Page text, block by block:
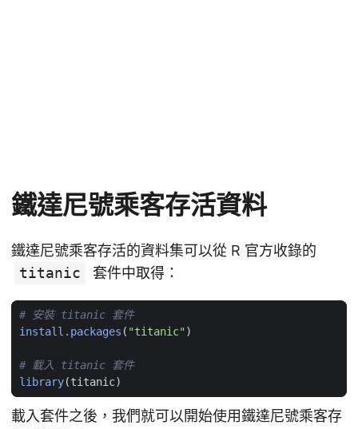
鐵達尼號乘客存活資料
鐵達尼號乘客存活的資料集可以從 R 官方收錄的
titanic
套件中取得：
# 安裝 titanic 套件
install.packages ( "titanic")
# 載入 titanic 套件
library(titanic)
載入套件之後，我們就可以開始使用鐵達尼號乘客存